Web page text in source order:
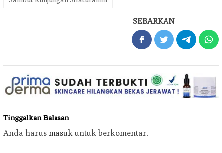
SEBARKAN
Tinggalkan Balasan
Anda harus masuk untuk berkomentar.